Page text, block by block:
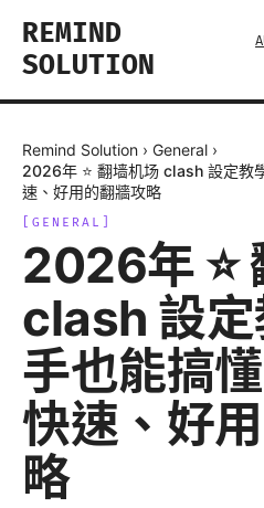
REMIND
SOLUTION
Remind Solution › General ›
2026年 ⭐ 翻墙机场 clash 設定教
速、好用的翻牆攻略
GENERAL
2026年 ⭐
clash 設
手也能搞
快速、好
略